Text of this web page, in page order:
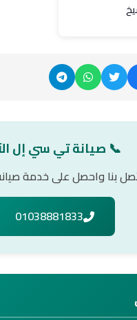
📞 صيانة تي سي إل
بنا واحصل على خدمة
01038881833